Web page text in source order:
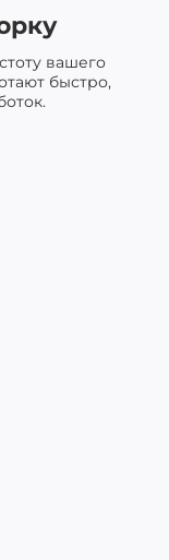
вашего
быстро,